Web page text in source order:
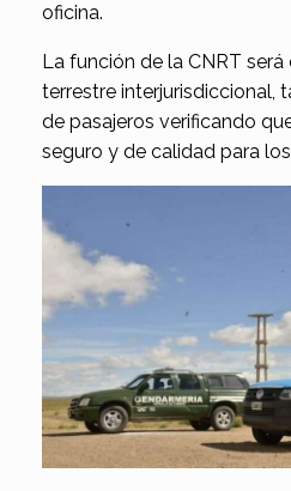
oficina.
La función de la CNRT
terrestre interjurisdiccional,
de pasajeros verificando
seguro y de calidad para